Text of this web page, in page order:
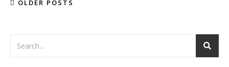
OLDER POSTS